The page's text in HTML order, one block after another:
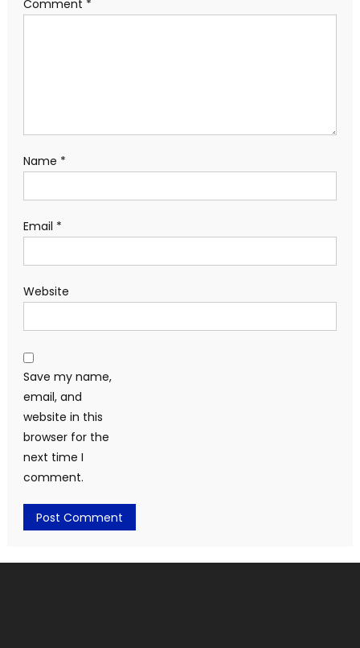
Comment *
Name *
Email *
Website
Save my name,
email, and
website in this
browser for the
next time I
comment.